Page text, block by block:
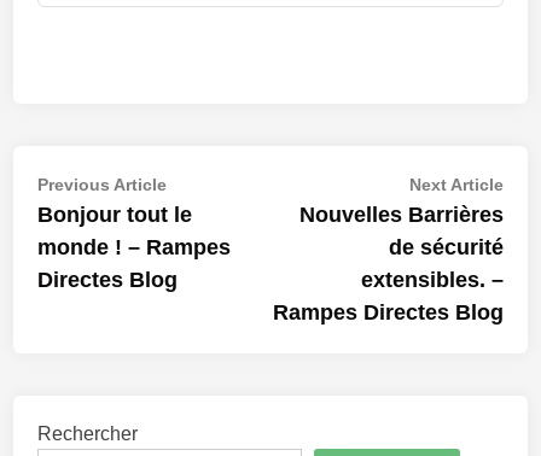
Navigation
de
l’article
Previous ArticlePrevious
article:
Bonjour tout le
monde ! – Rampes
Directes Blog
Next ArticleNext
Nouvelles Barrières
de sécurité
extensibles. –
Rampes Directes Blog
Rechercher